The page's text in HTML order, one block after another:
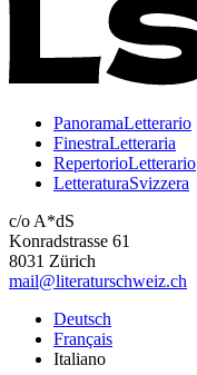
PanoramaLetterario
FinestraLetteraria
RepertorioLetterario
LetteraturaSvizzera
c/o A*dS
Konradstrasse 61
8031 Zürich
mail@literaturschweiz.ch
Deutsch
Français
Italiano